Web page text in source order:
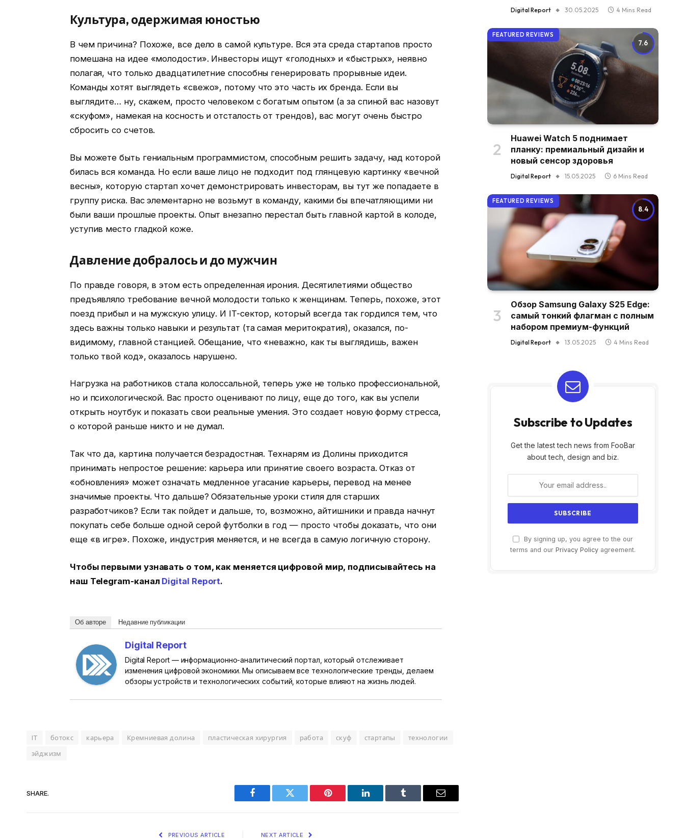
Культура, одержимая юностью
В чем причина? Похоже, все дело в самой культуре. Вся эта среда стартапов просто
помешана на идее «молодости». Инвесторы ищут «голодных» и «быстрых», неявно
полагая, что только двадцатилетние способны генерировать прорывные идеи.
Команды хотят выглядеть «свежо», потому что это часть их бренда. Если вы
выглядите… ну, скажем, просто человеком с богатым опытом (а за спиной вас назовут
«скуфом», намекая на косность и отсталость от трендов), вас могут очень быстро
сбросить со счетов.
Вы можете быть гениальным программистом, способным решить задачу, над которой
билась вся команда. Но если ваше лицо не подходит под глянцевую картинку «вечной
весны», которую стартап хочет демонстрировать инвесторам, вы тут же попадаете в
группу риска. Вас элементарно не возьмут в команду, какими бы впечатляющими ни
были ваши прошлые проекты. Опыт внезапно перестал быть главной картой в колоде,
уступив место гладкой коже.
Давление добралось и до мужчин
По правде говоря, в этом есть определенная ирония. Десятилетиями общество
предъявляло требование вечной молодости только к женщинам. Теперь, похоже, этот
поезд прибыл и на мужскую улицу. И IT-сектор, который всегда так гордился тем, что
здесь важны только навыки и результат (та самая меритократия), оказался, по-
видимому, главной станцией. Обещание, что «неважно, как ты выглядишь, важен
только твой код», оказалось нарушено.
Нагрузка на работников стала колоссальной, теперь уже не только профессиональной,
но и психологической. Вас просто оценивают по лицу, еще до того, как вы успели
открыть ноутбук и показать свои реальные умения. Это создает новую форму стресса,
о которой раньше никто и не думал.
Так что да, картина получается безрадостная. Технарям из Долины приходится
принимать непростое решение: карьера или принятие своего возраста. Отказ от
«обновления» может означать медленное угасание карьеры, перевод на менее
значимые проекты. Что дальше? Обязательные уроки стиля для старших
разработчиков? Если так пойдет и дальше, то, возможно, айтишники и правда начнут
покупать себе больше одной серой футболки в год — просто чтобы доказать, что они
еще «в игре». Похоже, индустрия меняется, и не всегда в самую логичную сторону.
Чтобы первыми узнавать о том, как меняется цифровой мир, подписывайтесь на
наш Telegram-канал Digital Report.
Об авторе Недавние публикации
Digital Report
Digital Report — информационно-аналитический портал, который отслеживает
изменения цифровой экономики. Мы описываем все технологические тренды, делаем
обзоры устройств и технологических событий, которые влияют на жизнь людей.
IT ботокс карьера Кремниевая долина пластическая хирургия работа скуф стартапы
технологии
эйджизм
SHARE.
Facebook Twitter Pinterest LinkedIn Tumblr Email
PREVIOUS ARTICLE NEXT ARTICLE
Digital Report 30.05.2025 4 Mins Read
7.6
FEATURED REVIEWS
Huawei Watch 5 поднимает
планку: премиальный дизайн и
новый сенсор здоровья
Digital Report 15.05.2025 6 Mins Read
8.4
FEATURED REVIEWS
Обзор Samsung Galaxy S25 Edge:
самый тонкий флагман с полным
набором премиум-функций
Digital Report 13.05.2025 4 Mins Read
Subscribe to Updates
Get the latest tech news from FooBar
about tech, design and biz.
By signing up, you agree to the our
terms and our Privacy Policy agreement.